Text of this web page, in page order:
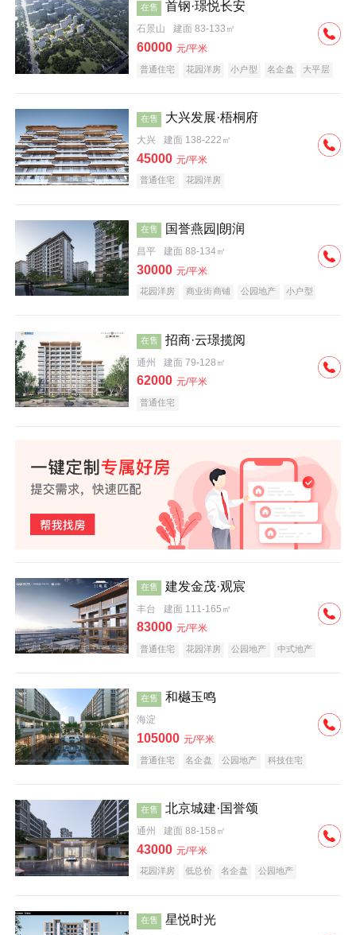
在售 首钢·璟悦长安
石景山 建面 83-133㎡
60000 元/平米
普通住宅 花园洋房 小户型 名企盘 大平层
在售 大兴发展·梧桐府
大兴 建面 138-222㎡
45000 元/平米
普通住宅 花园洋房
在售 国誉燕园|朗润
昌平 建面 88-134㎡
30000 元/平米
花园洋房 商业街商铺 公园地产
小户型
在售 招商·云璟揽阅
通州 建面 79-128㎡
62000 元/平米
普通住宅
在售 建发金茂·观宸
丰台 建面 111-165㎡
83000 元/平米
普通住宅 花园洋房 公园地产
中式地产
在售 和樾玉鸣
海淀
105000 元/平米
普通住宅 名企盘 公园地产 科技住宅
在售 北京城建·国誉颂
通州 建面 88-158㎡
43000 元/平米
花园洋房 低总价 名企盘 公园地产
在售 星悦时光